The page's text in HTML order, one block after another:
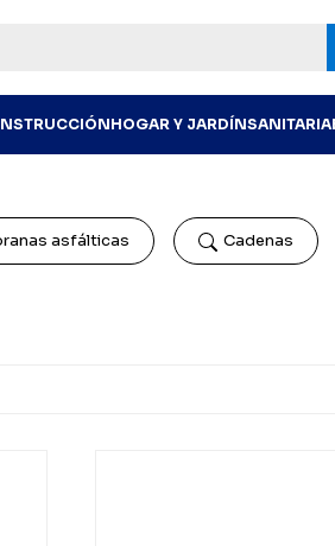
HOGAR Y JARDÍNSANITARIA
asfálticas Cadenas